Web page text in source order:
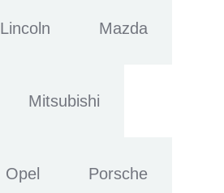
Lincoln Mazda
Mitsubishi
Opel Porsche